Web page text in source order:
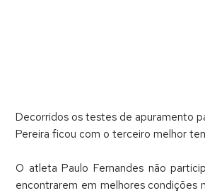
Decorridos os testes de apuramento
Pereira ficou com o terceiro melhor
O atleta Paulo Fernandes não
encontrarem em melhores condições